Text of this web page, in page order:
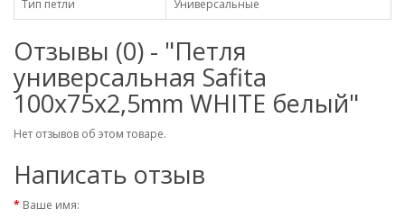
Тип петли Универсальные
Отзывы (0) - "Петля
универсальная Safita
100х75х2,5mm WHITE белый"
Нет отзывов об этом товаре.
Написать отзыв
Ваше имя: